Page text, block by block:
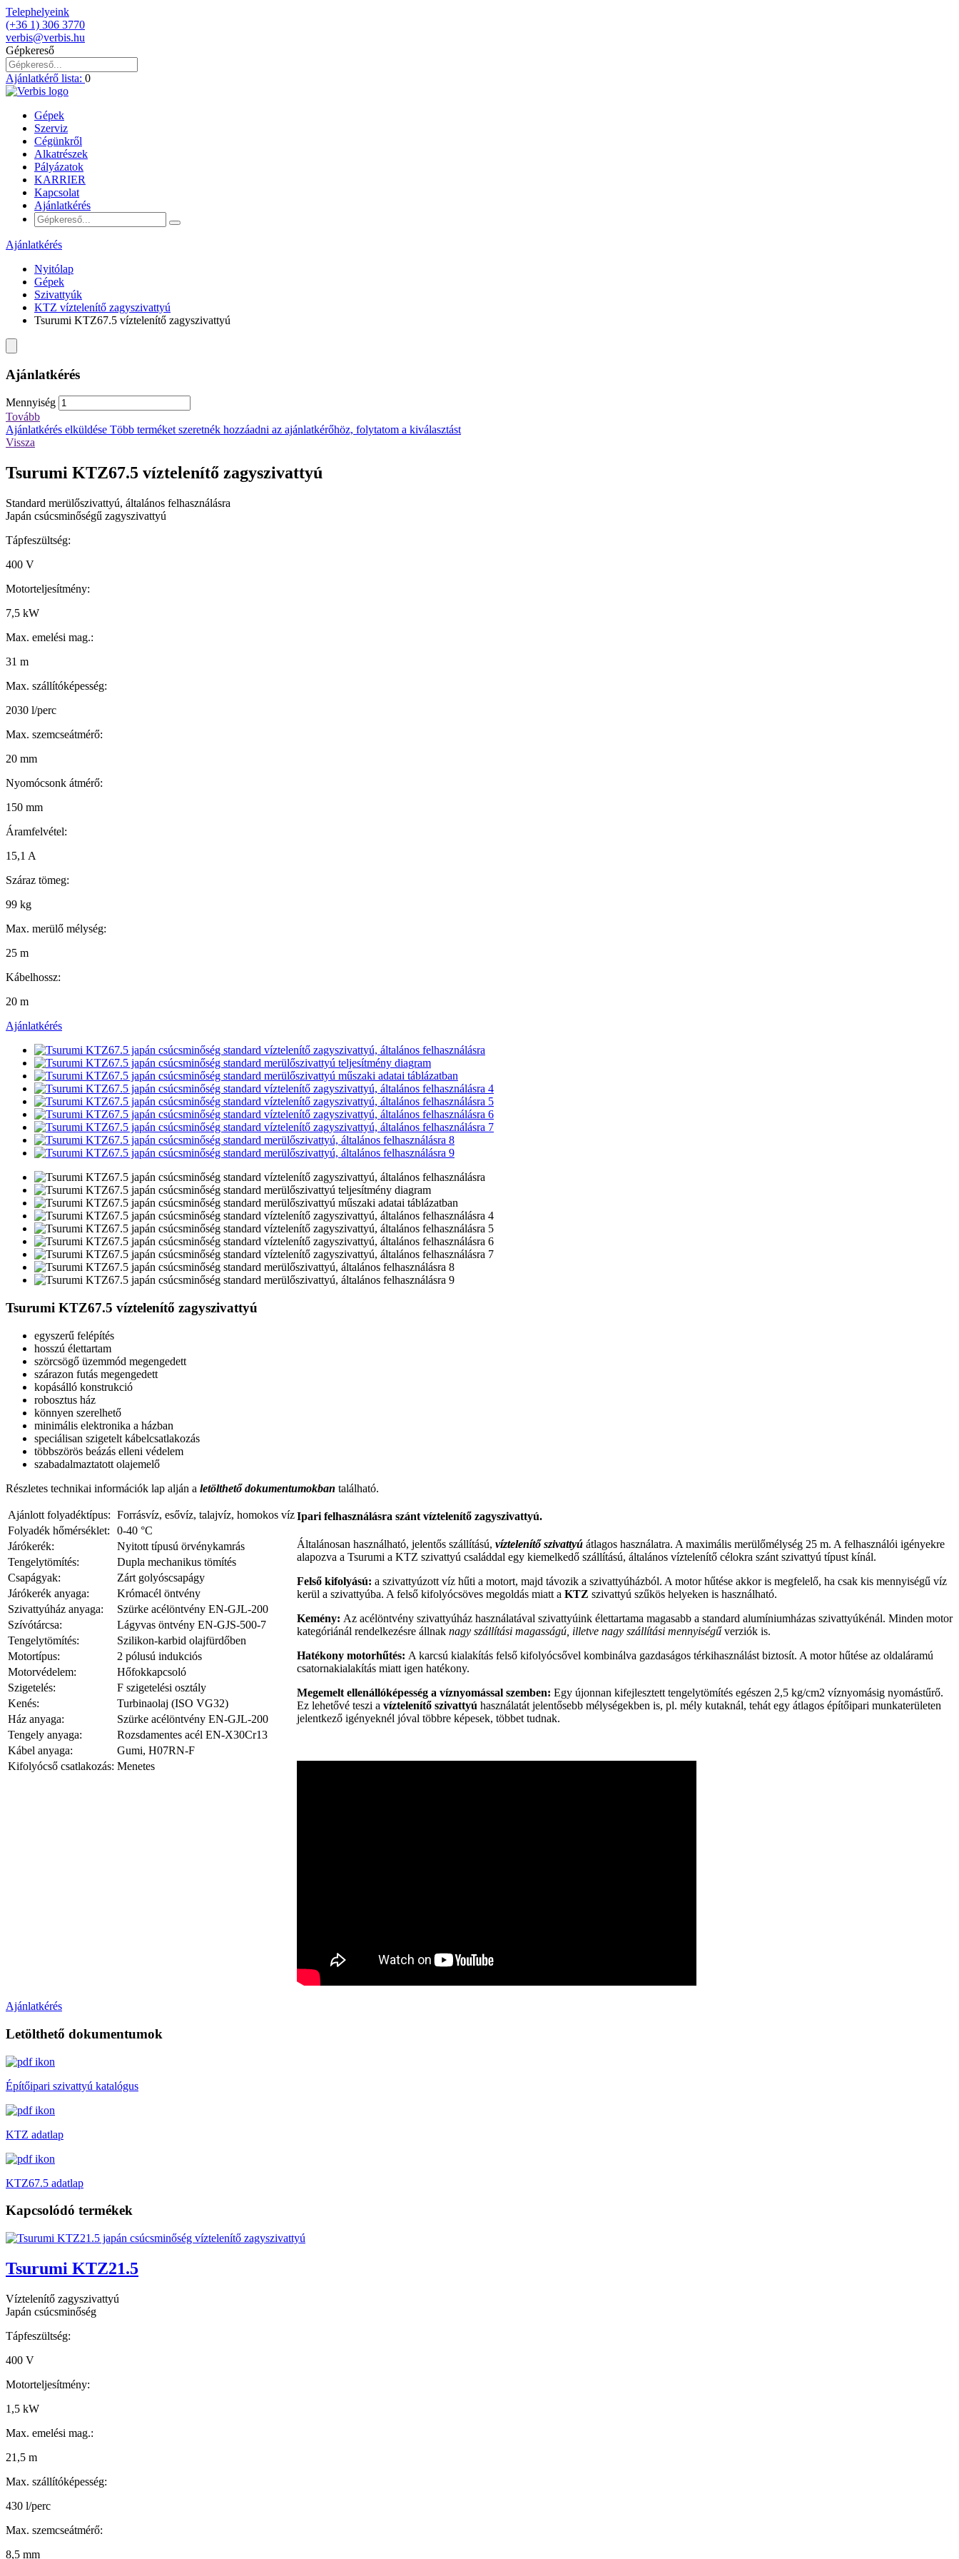
Telephelyeink
(+36 1) 306 3770
verbis@verbis.hu
Gépkereső
Ajánlatkérő lista: 0
Gépek
Szerviz
Cégünkről
Alkatrészek
Pályázatok
KARRIER
Kapcsolat
Ajánlatkérés
Ajánlatkérés
Nyitólap
Gépek
Szivattyúk
KTZ víztelenítő zagyszivattyú
Tsurumi KTZ67.5 víztelenítő zagyszivattyú
Ajánlatkérés
Mennyiség
Tovább
Ajánlatkérés elküldése Több terméket szeretnék hozzáadni az ajánlatkérőhöz, folytatom a kiválasztást
Vissza
Tsurumi KTZ67.5 víztelenítő zagyszivattyú
Standard merülőszivattyú, általános felhasználásra
Japán csúcsminőségű zagyszivattyú
Tápfeszültség:
400 V
Motorteljesítmény:
7,5 kW
Max. emelési mag.:
31 m
Max. szállítóképesség:
2030 l/perc
Max. szemcseátmérő:
20 mm
Nyomócsonk átmérő:
150 mm
Áramfelvétel:
15,1 A
Száraz tömeg:
99 kg
Max. merülő mélység:
25 m
Kábelhossz:
20 m
Ajánlatkérés
Tsurumi KTZ67.5 víztelenítő zagyszivattyú
egyszerű felépítés
hosszú élettartam
szörcsögő üzemmód megengedett
szárazon futás megengedett
kopásálló konstrukció
robosztus ház
könnyen szerelhető
minimális elektronika a házban
speciálisan szigetelt kábelcsatlakozás
többszörös beázás elleni védelem
szabadalmaztatott olajemelő
Részletes technikai információk lap alján a letölthető dokumentumokban található.
Ajánlott folyadéktípus: Forrásvíz, esővíz, talajvíz, homokos víz
Folyadék hőmérséklet:
0-40 °C
Járókerék:
Nyitott típusú örvénykamrás
Tengelytömítés:
Dupla mechanikus tömítés
Csapágyak:
Zárt golyóscsapágy
Járókerék anyaga:
Krómacél öntvény
Szivattyúház anyaga:
Szürke acélöntvény EN-GJL-200
Szívótárcsa:
Lágyvas öntvény EN-GJS-500-7
Tengelytömítés:
Szilikon-karbid olajfürdőben
Motortípus:
2 pólusú indukciós
Motorvédelem:
Hőfokkapcsoló
Szigetelés:
F szigetelési osztály
Kenés:
Turbinaolaj (ISO VG32)
Ház anyaga:
Szürke acélöntvény EN-GJL-200
Tengely anyaga:
Rozsdamentes acél EN-X30Cr13
Kábel anyaga:
Gumi, H07RN-F
Kifolyócső csatlakozás: Menetes
Ipari felhasználásra szánt víztelenítő zagyszivattyú.
Általánosan használható, jelentős szállítású, víztelenítő szivattyú átlagos használatra. A maximális merülőmélység 25 m. A felhasználói igényekre
alapozva a Tsurumi a KTZ szivattyú családdal egy kiemelkedő szállítású, általános víztelenítő célokra szánt szivattyú típust kínál.
Felső kifolyású: a szivattyúzott víz hűti a motort, majd távozik a szivattyúházból. A motor hűtése akkor is megfelelő, ha csak kis mennyiségű víz
kerül a szivattyúba. A felső kifolyócsöves megoldás miatt a KTZ szivattyú szűkös helyeken is használható.
Kemény: Az acélöntvény szivattyúház használatával szivattyúink élettartama magasabb a standard alumíniumházas szivattyúkénál. Minden motor
kategóriánál rendelkezésre állnak nagy szállítási magasságú, illetve nagy szállítási mennyiségűverziók is.
Hatékony motorhűtés: A karcsú kialakítás felső kifolyócsővel kombinálva gazdaságos térkihasználást biztosít. A motor hűtése az oldaláramú
csatornakialakítás miatt igen hatékony.
Megemelt ellenállóképesség a víznyomással szemben: Egy újonnan kifejlesztett tengelytömítés egészen 2,5 kg/cm2 víznyomásig nyomástűrő.
Ez lehetővé teszi a víztelenítő szivattyú használatát jelentősebb mélységekben is, pl. mély kutaknál, tehát egy átlagos építőipari munkaterületen
jelentkező igényeknél jóval többre képesek, többet tudnak.
Ajánlatkérés
Letölthető dokumentumok
Építőipari szivattyú katalógus
KTZ adatlap
KTZ67.5 adatlap
Kapcsolódó termékek
Tsurumi KTZ21.5
Víztelenítő zagyszivattyú
Japán csúcsminőség
Tápfeszültség:
400 V
Motorteljesítmény:
1,5 kW
Max. emelési mag.:
21,5 m
Max. szállítóképesség:
430 l/perc
Max. szemcseátmérő:
8,5 mm